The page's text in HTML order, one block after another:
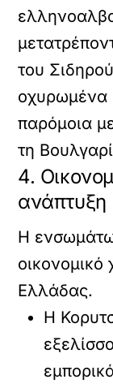
του
οχυρωμένα
παρόμοια
τη
4.
ανάπτυξη
Η
οικονομικό
Ελλάδας.
Η